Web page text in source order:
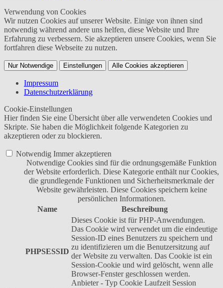
Verwendung von Cookies
Wir nutzen Cookies auf unserer Website. Einige von ihnen sind
notwendig während andere uns helfen, diese Website und Ihre
Erfahrung zu verbessern. Sie akzeptieren unsere Cookies, wenn Sie
fortfahren diese Webseite zu nutzen.
Nur Notwendige Einstellungen Alle Cookies akzeptieren
Impressum
Datenschutzerklärung
Cookie-Einstellungen
Hier finden Sie eine Übersicht über alle verwendeten Cookies und
Skripte. Sie haben die Möglichkeit folgende Kategorien zu
akzeptieren oder zu blockieren.
Notwendig Immer akzeptieren
Notwendige Cookies sind für die ordnungsgemäße Funktion
der Website erforderlich. Diese Kategorie enthält nur Cookies,
die grundlegende Funktionen und Sicherheitsmerkmale der
Website gewährleisten. Diese Cookies speichern keine
persönlichen Informationen.
Name
Beschreibung
PHPSESSID
Dieses Cookie ist für PHP-Anwendungen.
Das Cookie wird verwendet um die eindeutige
Session-ID eines Benutzers zu speichern und
zu identifizieren um die Benutzersitzung auf
der Website zu verwalten. Das Cookie ist ein
Session-Cookie und wird gelöscht, wenn alle
Browser-Fenster geschlossen werden.
Anbieter - Typ Cookie Laufzeit Session